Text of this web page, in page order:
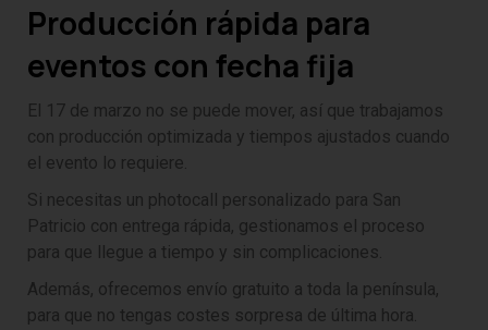
Producción rápida para
eventos con fecha fija
El 17 de marzo no se puede mover, así que trabajamos
con producción optimizada y tiempos ajustados cuando
el evento lo requiere.
Si necesitas un photocall personalizado para San
Patricio con entrega rápida, gestionamos el proceso
para que llegue a tiempo y sin complicaciones.
Además, ofrecemos envío gratuito a toda la península,
para que no tengas costes sorpresa de última hora.